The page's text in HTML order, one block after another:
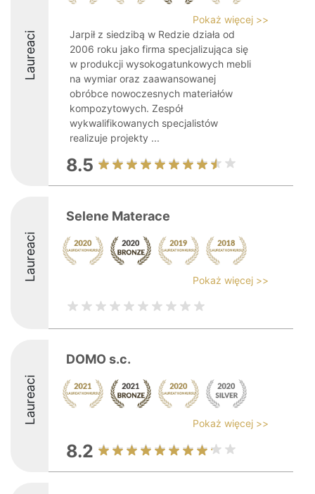
Laureaci
Pokaż więcej >>
Jarpił z siedzibą w Redzie działa od
2006 roku jako firma specjalizująca się
w produkcji wysokogatunkowych mebli
na wymiar oraz zaawansowanej
obróbce nowoczesnych materiałów
kompozytowych. Zespół
wykwalifikowanych specjalistów
realizuje projekty ...
8.5
Laureaci
Selene Materace
Pokaż więcej >>
Laureaci
DOMO s.c.
Pokaż więcej >>
8.2